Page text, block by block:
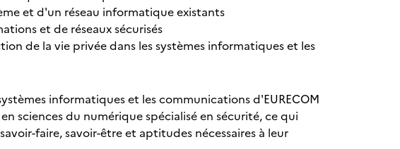
et d'un réseau informatique existants
et de réseaux sécurisés
de la vie privée dans les systèmes informatiques et les
informatiques et les communications d'EURECOM
sciences du numérique spécialisé en sécurité, ce qui
faire, savoir-être et aptitudes nécessaires à leur